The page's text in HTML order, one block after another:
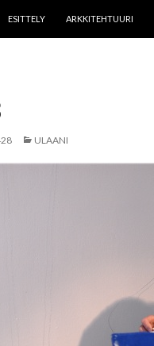
ESITTELY ARKKITEHTUURI
ULAANI